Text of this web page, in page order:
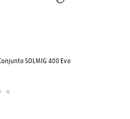
SOLMIG 400 Evo